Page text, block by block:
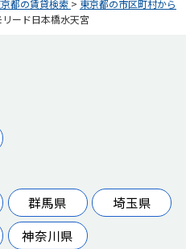
都の賃貸検索 > 東京都の市区町村から
リード日本橋水天宮
群馬県
埼玉県
神奈川県